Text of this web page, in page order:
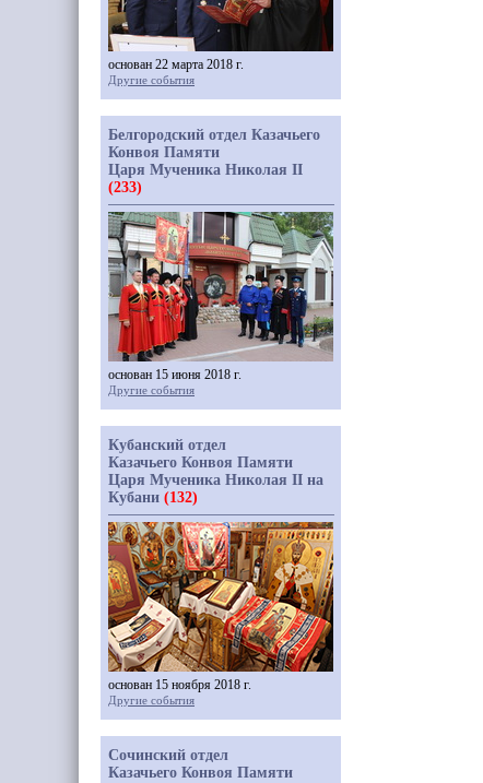
основан 22 марта 2018 г.
Другие события
Белгородский отдел Казачьего
Конвоя Памяти
Царя Мученика Николая II
(233)
основан 15 июня 2018 г.
Другие события
Кубанский отдел
Казачьего Конвоя Памяти
Царя Мученика Николая II на
Кубани (132)
основан 15 ноября 2018 г.
Другие события
Сочинский отдел
Казачьего Конвоя Памяти